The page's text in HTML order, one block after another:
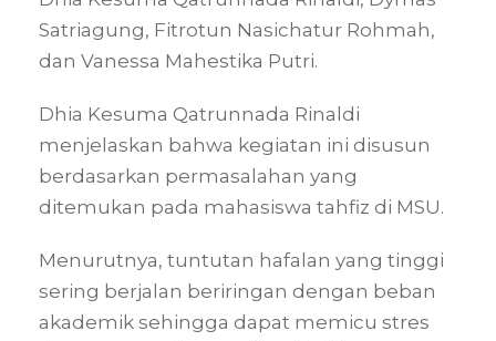
Satriagung, Fitrotun Nasichatur Rohmah,
dan Vanessa Mahestika Putri.
Dhia Kesuma Qatrunnada Rinaldi
menjelaskan bahwa kegiatan ini disusun
berdasarkan permasalahan yang
ditemukan pada mahasiswa tahfiz di MSU.
Menurutnya, tuntutan hafalan yang tinggi
sering berjalan beriringan dengan beban
akademik sehingga dapat memicu stres